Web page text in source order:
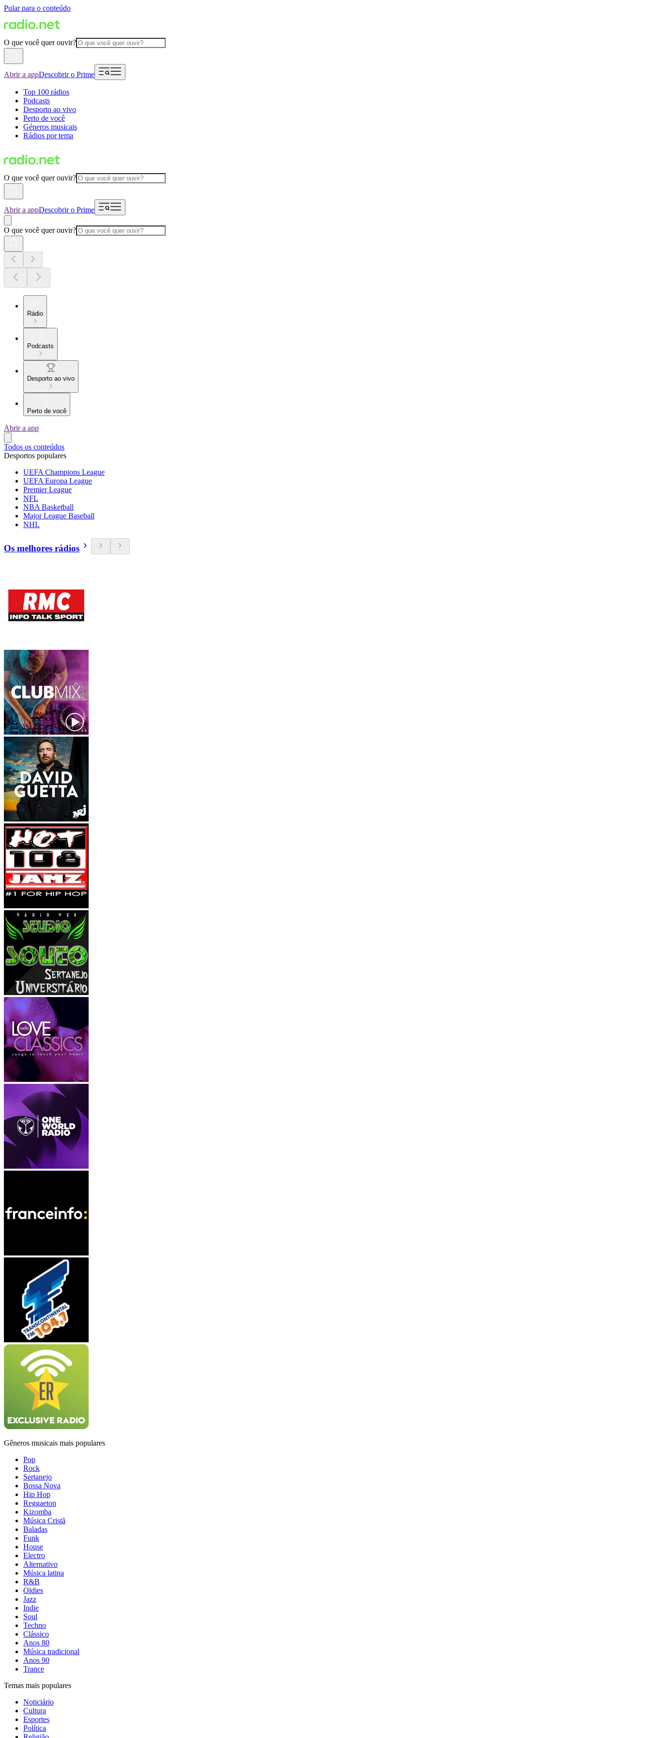
Pular para o conteúdo
O que você quer ouvir?
Abrir a appDescobrir o Prime
Top 100 rádios
Podcasts
Desporto ao vivo
Perto de você
Géneros musicais
Rádios por tema
O que você quer ouvir?
Abrir a appDescobrir o Prime
O que você quer ouvir?
Rádio
Podcasts
Desporto ao vivo
Perto de você
Abrir a app
Todos os conteúdos
Desportos populares
UEFA Champions League
UEFA Europa League
Premier League
NFL
NBA Basketball
Major League Baseball
NHL
Os melhores rádios
Gêneros musicais mais populares
Pop
Rock
Sertanejo
Bossa Nova
Hip Hop
Reggaeton
Kizomba
Música Cristã
Baladas
Funk
House
Electro
Alternativo
Música latina
R&B
Oldies
Jazz
Indie
Soul
Techno
Clássico
Anos 80
Música tradicional
Anos 90
Trance
Temas mais populares
Noticiário
Cultura
Esportes
Política